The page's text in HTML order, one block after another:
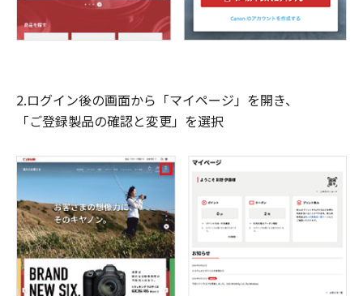
2.ログイン後の画面から「マイページ」を開き、
「ご登録製品の確認と変更」を選択